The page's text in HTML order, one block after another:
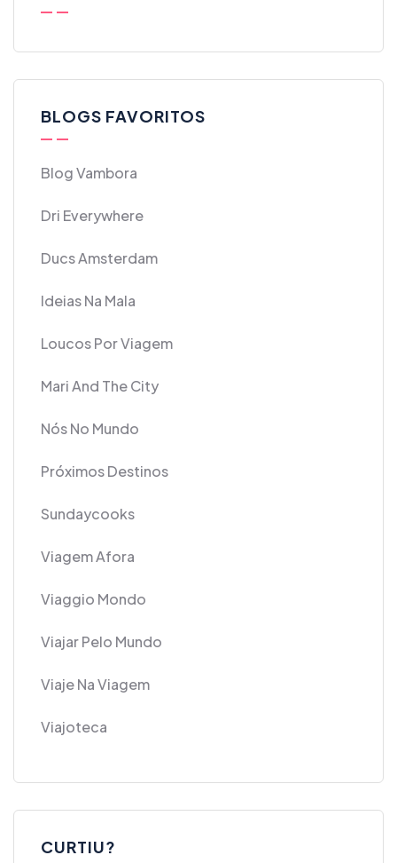
BLOGS FAVORITOS
Blog Vambora
Dri Everywhere
Ducs Amsterdam
Ideias Na Mala
Loucos Por Viagem
Mari And The City
Nós No Mundo
Próximos Destinos
Sundaycooks
Viagem Afora
Viaggio Mondo
Viajar Pelo Mundo
Viaje Na Viagem
Viajoteca
CURTIU?